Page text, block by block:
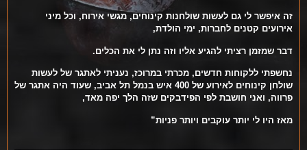
זה איפשר לי גם לעשות שולחנות קינוחים, מגשי אירוח, וכל מיני
אירועים קטנים לחברות, ימי הולדת,
דבר שמזמן רציתי להגיע אליו וזה נתן לי את הכלים.
נחשפתי ללקוחות חדשים, מכרתי במרוכז, נעניתי לאתגר של לעשות
שולחן קינוחים לאירוע של 400 איש בנמל תל אביב, שעוד היה אתגר של
פרווה, ואני חושבת לפי הפידבקים שזה הלך יפה מאד,
מאז היו לי יותר עוקבים ויותר פניות”